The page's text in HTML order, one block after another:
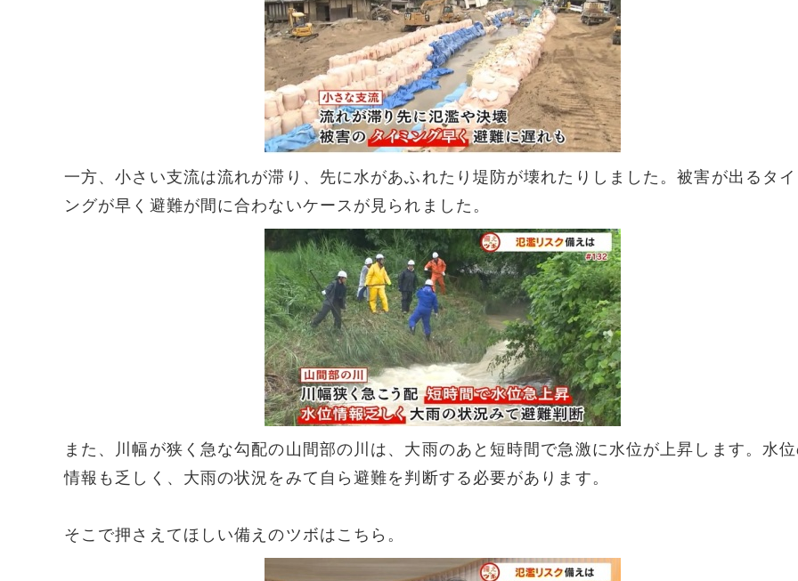
一方、小さい支流は流れが滞り、先に水があふれたり堤防が壊れたりしました。被害が出るタ
ングが早く避難が間に合わないケースが見られました。
また、川幅が狭く急な勾配の山間部の川は、大雨のあと短時間で急激に水位が上昇します。水
情報も乏しく、大雨の状況をみて自ら避難を判断する必要があります。
そこで押さえてほしい備えのツボはこちら。